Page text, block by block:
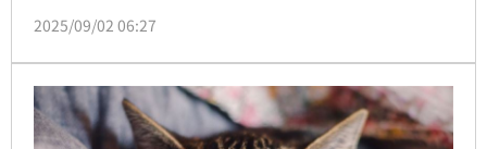
軍犬分隊，帶觀眾直擊軍犬的培訓、勤務日常與退役後
2025/09/02 06:27